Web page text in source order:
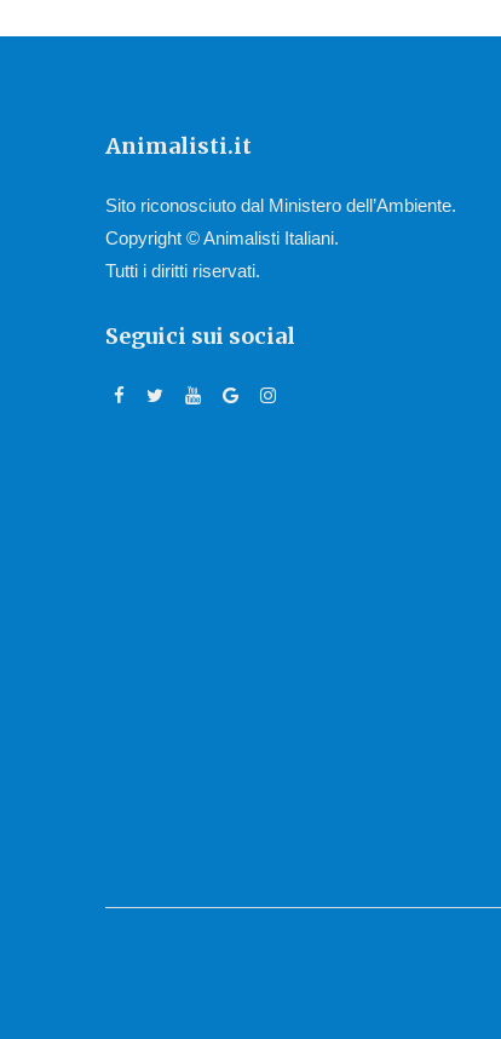
Animalisti.it
Sito riconosciuto dal Ministero dell’Ambiente.
Copyright © Animalisti Italiani.
Tutti i diritti riservati.
Seguici sui social